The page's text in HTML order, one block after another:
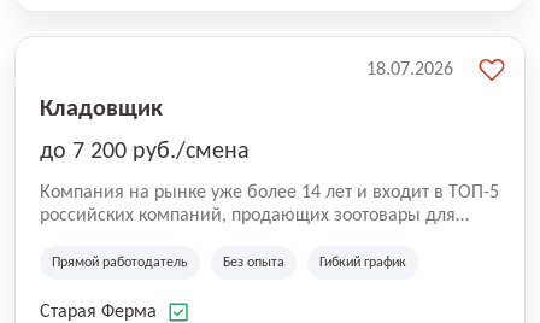
Кладовщик
до 7 200 руб./смена
Компания на рынке уже более 14 лет и входит в ТОП-5
российских компаний, продающих зоотовары для
компания владеет 5 розничными магазинами, а также
России (Wildberries, Ozon, Яндекс. Маркет и
Прямой работодатель Без опыта Гибкий график
Старая Ферма
18.07.2026